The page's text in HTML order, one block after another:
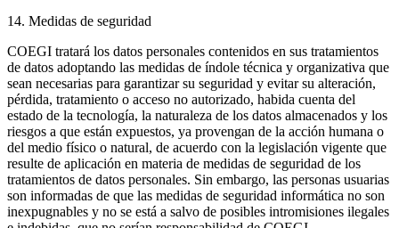
14. Medidas de seguridad
COEGI tratará los datos personales contenidos en sus tratamientos
de datos adoptando las medidas de índole técnica y organizativa que
sean necesarias para garantizar su seguridad y evitar su alteración,
pérdida, tratamiento o acceso no autorizado, habida cuenta del
estado de la tecnología, la naturaleza de los datos almacenados y los
riesgos a que están expuestos, ya provengan de la acción humana o
del medio físico o natural, de acuerdo con la legislación vigente que
resulte de aplicación en materia de medidas de seguridad de los
tratamientos de datos personales. Sin embargo, las personas usuarias
son informadas de que las medidas de seguridad informática no son
inexpugnables y no se está a salvo de posibles intromisiones ilegales